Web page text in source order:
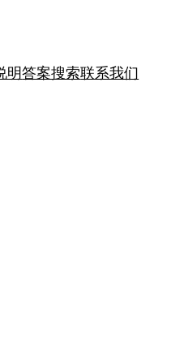
明答案搜索联系我们